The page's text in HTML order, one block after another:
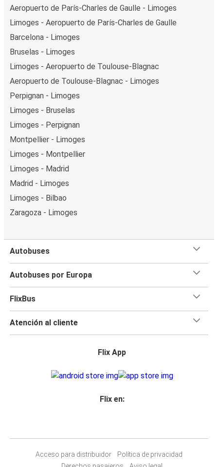
Aeropuerto de París-Charles de Gaulle - Limoges
Limoges - Aeropuerto de París-Charles de Gaulle
Barcelona - Limoges
Bruselas - Limoges
Limoges - Aeropuerto de Toulouse-Blagnac
Aeropuerto de Toulouse-Blagnac - Limoges
Perpignan - Limoges
Limoges - Bruselas
Limoges - Perpignan
Montpellier - Limoges
Limoges - Montpellier
Limoges - Madrid
Madrid - Limoges
Limoges - Bilbao
Zaragoza - Limoges
Autobuses
Autobuses por Europa
FlixBus
Atención al cliente
Flix App
Flix en:
Acceso para distribuidor
Política de privacidad